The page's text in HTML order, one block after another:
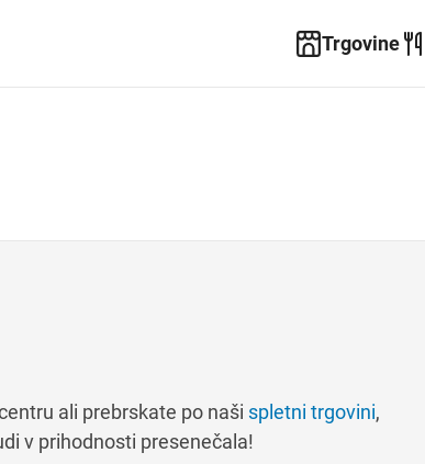
Trgovine
ali prebrskate po naši spletni trgovini,
v prihodnosti presenečala!